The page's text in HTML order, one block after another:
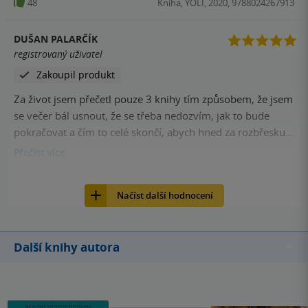
48 Kniha, YOLI, 2020, 9788024267913
DUŠAN PALARČÍK
registrovaný uživatel
Zakoupil produkt
Za život jsem přečetl pouze 3 knihy tím způsobem, že jsem
se večer bál usnout, že se třeba nedozvím, jak to bude
pokračovat a čím to celé skončí, abych hned za rozbřesku -
po třech hodinách spánku - mohl hned pokračovat dále a
úplně jiných žánr< - Kingova Pavučina snů a od JKR Vězeň z
Azkabanu) Nemohl jsem se od této knihy "odlepit" do
kdybych si vtipné pasáže nemusel číst víckrát za sebou,
anebo po většinu času se mi slzami nerozmazávala
Přečíst
Načíst další hodnocení
Další knihy autora